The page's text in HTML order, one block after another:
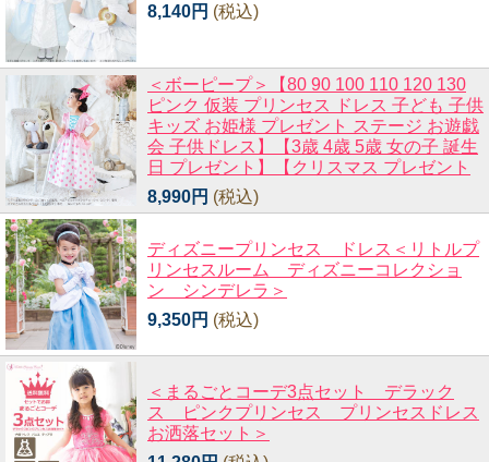
8,140円 (税込)
＜ボーピープ＞【80 90 100 110 120 130
ピンク 仮装 プリンセス ドレス 子ども 子供
キッズ お姫様 プレゼント ステージ お遊戯
会 子供ドレス】【3歳 4歳 5歳 女の子 誕生
日 プレゼント】【クリスマス プレゼント
8,990円 (税込)
ディズニープリンセス ドレス＜リトルプ
リンセスルーム ディズニーコレクショ
ン シンデレラ＞
9,350円 (税込)
＜まるごとコーデ3点セット デラック
ス ピンクプリンセス プリンセスドレス
お洒落セット＞